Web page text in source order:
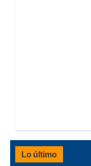
Lo último